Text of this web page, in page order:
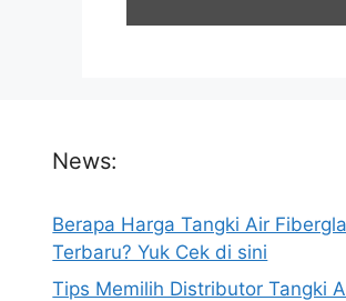
News:
Berapa Harga Tangki Air
Terbaru? Yuk Cek di sini
Tips Memilih Distributor Tangki